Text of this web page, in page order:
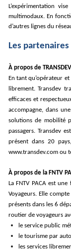
L’expérimentation
multimodaux. En
d’autres lignes du
Les
À propos de TRANSDEV
En tant qu’opérateur
librement. Transdev
efficaces et
accompagne, dans
solutions de mobilité
passagers. Transdev
présent dans 20
www.transdev.com ou
À propos de la FNTV
La FNTV PACA est
Voyageurs. Elle
présents dans les 6
routier de voyageurs
le service public
le tourisme par
les services